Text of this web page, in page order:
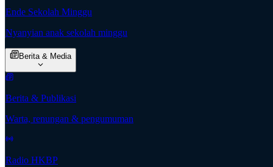
Ende Sekolah Minggu
Nyanyian anak sekolah minggu
Berita & Media
Berita & Publikasi
Warta, renungan & pengumuman
Radio HKBP